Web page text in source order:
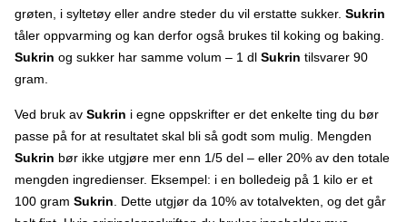
grøten, i syltetøy eller andre steder du vil erstatte sukker. Sukrin
tåler oppvarming og kan derfor også brukes til koking og baking.
Sukrin og sukker har samme volum – 1 dl Sukrin tilsvarer 90
gram.
Ved bruk av Sukrin i egne oppskrifter er det enkelte ting du bør
passe på for at resultatet skal bli så godt som mulig. Mengden
Sukrin bør ikke utgjøre mer enn 1/5 del – eller 20% av den totale
mengden ingredienser. Eksempel: i en bolledeig på 1 kilo er et
100 gram Sukrin . Dette utgjør da 10% av totalvekten, og det går